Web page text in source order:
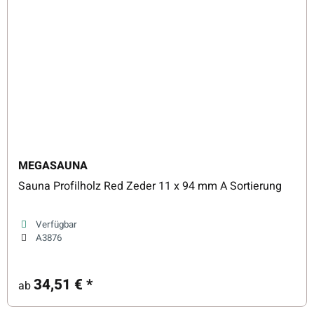
MEGASAUNA
Sauna Profilholz Red Zeder 11 x 94 mm A Sortierung
Verfügbar
A3876
ab34,51 €*